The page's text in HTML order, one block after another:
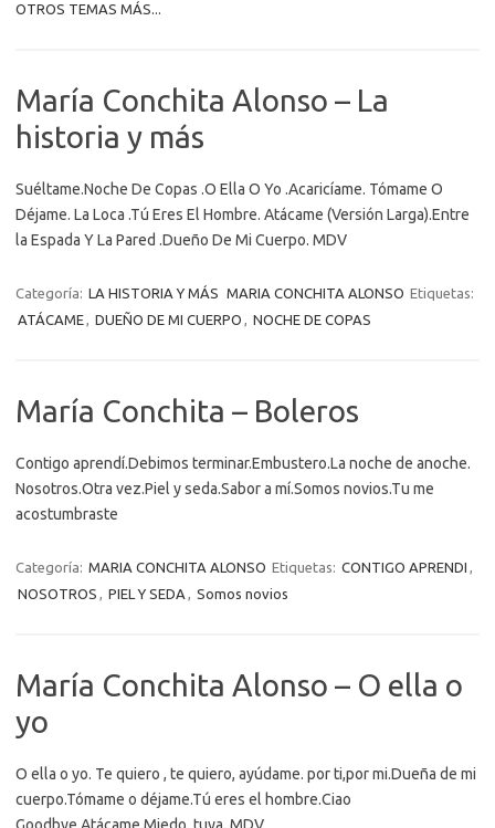
OTROS TEMAS MÁS...
María Conchita Alonso – La
historia y más
Suéltame.Noche De Copas .O Ella O Yo .Acaricíame. Tómame O
Déjame. La Loca .Tú Eres El Hombre. Atácame (Versión Larga).Entre
la Espada Y La Pared .Dueño De Mi Cuerpo. MDV
Categoría: LA HISTORIA Y MÁS MARIA CONCHITA ALONSO Etiquetas:
ATÁCAME, DUEÑO DE MI CUERPO , NOCHE DE COPAS
María Conchita – Boleros
Contigo aprendí.Debimos terminar.Embustero.La noche de anoche.
Nosotros.Otra vez.Piel y seda.Sabor a mí.Somos novios.Tu me
acostumbraste
Categoría: MARIA CONCHITA ALONSO Etiquetas: CONTIGO APRENDI ,
NOSOTROS , PIEL Y SEDA , Somos novios
María Conchita Alonso – O ella o
yo
O ella o yo. Te quiero , te quiero, ayúdame. por ti,por mi.Dueña de mi
cuerpo.Tómame o déjame.Tú eres el hombre.Ciao